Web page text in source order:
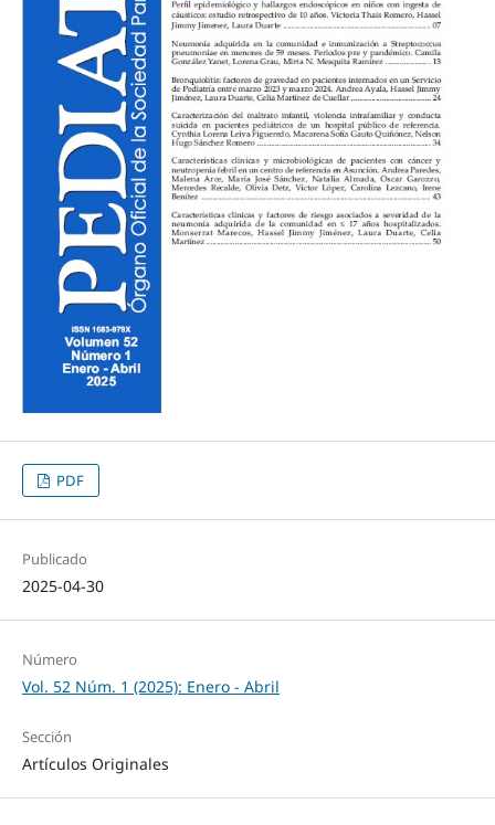
PDF
Publicado
2025-04-30
Número
Vol. 52 Núm. 1 (2025): Enero - Abril
Sección
Artículos Originales